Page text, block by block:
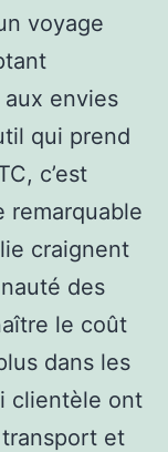
voyage
envies
qui prend
c’est
remarquable
craignent
des
le coût
dans les
clientèle ont
et